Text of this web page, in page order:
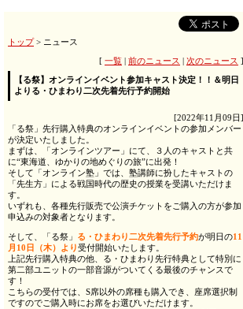
トップ> ニュース
[ 一覧 前のニュース 次のニュース ]
【る祭】オンラインイベント参加キャスト決定！！＆明日
よりる・ひまわり二次先着先行予約開始
[2022年11月09日]
「る祭」先行購入特典のオンラインイベントの参加メンバー
が決定いたしました。
まずは、「オンラインツアー」にて、３人のキャストと共
に“東海道、ゆかりの地めぐりの旅”に出発！
そして「オンライン塾」では、塾講師に扮したキャストの
「先生方」による戦国時代の歴史の授業を受講いただけま
す。
いずれも、各種先行販売で公演チケットをご購入の方が参加
申込みの対象者となります。
そして、「る祭」 る・ひまわり二次先着先行予約が明日の11
月10日（木）より受付開始いたします。
上記先行購入特典の他、る・ひまわり先行特典として特別に
第二部ユニットの一部音源がついてくる最後のチャンスで
す！
こちらの受付では、S席以外の席種も購入でき、座席選択制
ですのでご購入時にお席をお選びいただけます。